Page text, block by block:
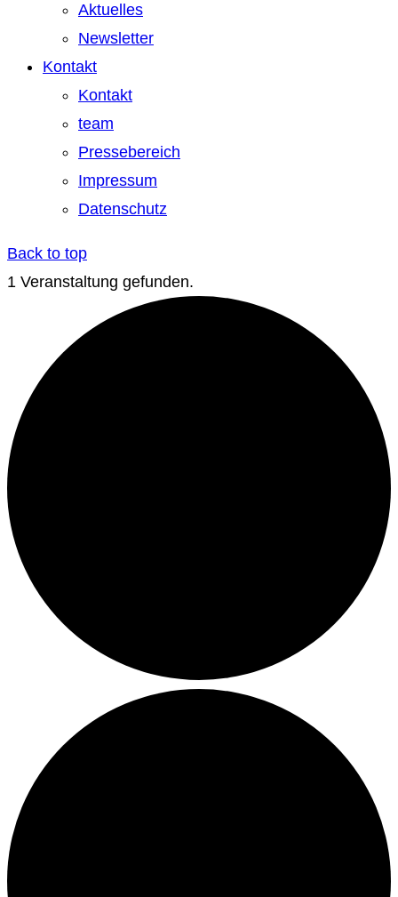
Aktuelles
Newsletter
Kontakt
Kontakt
team
Pressebereich
Impressum
Datenschutz
Back to top
1 Veranstaltung gefunden.